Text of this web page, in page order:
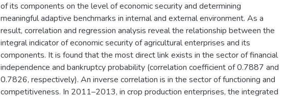
of its components on the level of economic security and determining
meaningful adaptive benchmarks in internal and external environment. As a
result, correlation and regression analysis reveal the relationship between the
integral indicator of economic security of agricultural enterprises and its
components. It is found that the most direct link exists in the sector of financial
independence and bankruptcy probability (correlation coefficient of 0.7887 and
0.7826, respectively). An inverse correlation is in the sector of functioning and
competitiveness. In 2011–2013, in crop production enterprises, the integrated